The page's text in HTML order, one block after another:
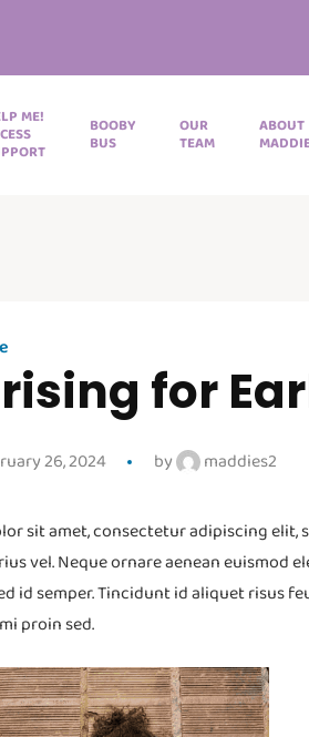
ME! BOOBY
BUS
OUR
TEAM
ABOUT
for
26, 2024 by maddies2
sit amet, consectetur adipiscing elit,
vel. Neque ornare aenean euismod
id semper. Tincidunt id aliquet risus
proin sed.